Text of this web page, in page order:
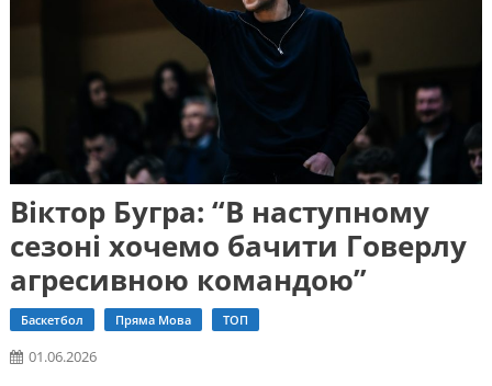
Віктор Бугра: “В наступному
сезоні хочемо бачити Говерлу
агресивною командою”
Баскетбол Пряма Мова ТОП
01.06.2026